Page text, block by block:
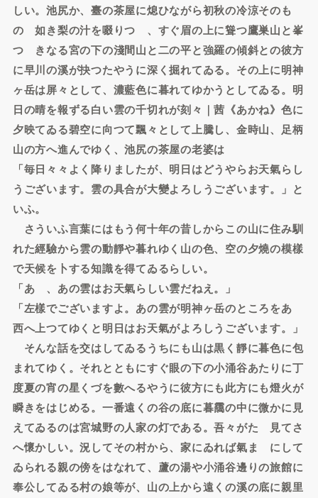
しい。池尻か、臺の茶屋に熄ひながら初秋の冷涼そのも
のゝ如き梨の汁を啜りつゝ、すぐ眉の上に聳つ鷹巣山と峯
つゞきなる宮の下の淺間山と二の平と強羅の傾斜との彼方
に早川の溪が抉つたやうに深く掘れてゐる。その上に明神
ヶ岳は屏々として、濃藍色に暮れてゆかうとしてゐる。明
日の晴を報ずる白い雲の千切れが刻々｜茜《あかね》色に
夕映てゐる碧空に向つて飄々として上騰し、金時山、足柄
山の方へ進んでゆく、池尻の茶屋の老婆は
「毎日々々よく降りましたが、明日はどうやらお天氣らし
うございます。雲の具合が大變よろしうございます。」と
いふ。
さういふ言葉にはもう何十年の昔しからこの山に住み馴
れた經驗から雲の動靜や暮れゆく山の色、空の夕燒の模樣
で天候を卜する知識を得てゐるらしい。
「あゝ、あの雲はお天氣らしい雲だねえ。」
「左樣でございますよ。あの雲が明神ヶ岳のところをあゝ
西へ上つてゆくと明日はお天氣がよろしうございます。」
そんな話を交はしてゐるうちにも山は黒く靜に暮色に包
まれてゆく。それとともにすぐ眼の下の小涌谷あたりに丁
度夏の宵の星くづを數へるやうに彼方にも此方にも燈火が
瞬きをはじめる。一番遠くの谷の底に暮靄の中に微かに見
えてゐるのは宮城野の人家の灯である。吾々がたゞ見てさ
へ懷かしい。況してその村から、家にゐれば氣まゝにして
ゐられる親の傍をはなれて、蘆の湯や小涌谷邊りの旅館に
奉公してゐる村の娘等が、山の上から遠くの溪の底に親里